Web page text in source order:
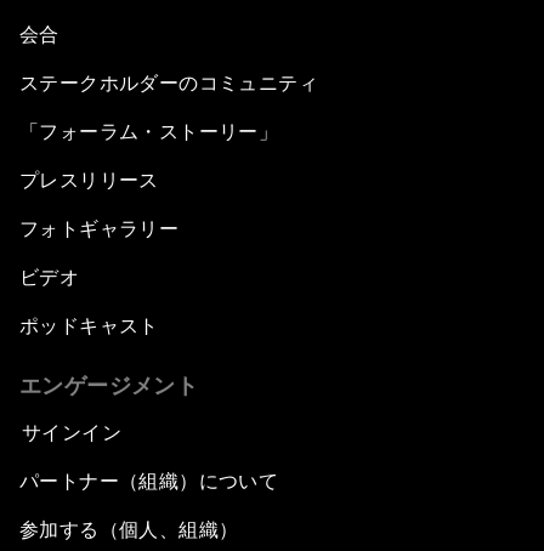
会合
ステークホルダーのコミュニティ
「フォーラム・ストーリー」
プレスリリース
フォトギャラリー
ビデオ
ポッドキャスト
エンゲージメント
サインイン
パートナー（組織）について
参加する（個人、組織）